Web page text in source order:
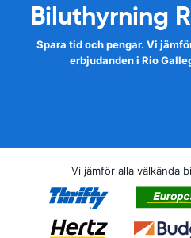
Biluthyrning
Spara tid och pengar. Vi
erbjudanden i Rio
Vi jämför alla välkända